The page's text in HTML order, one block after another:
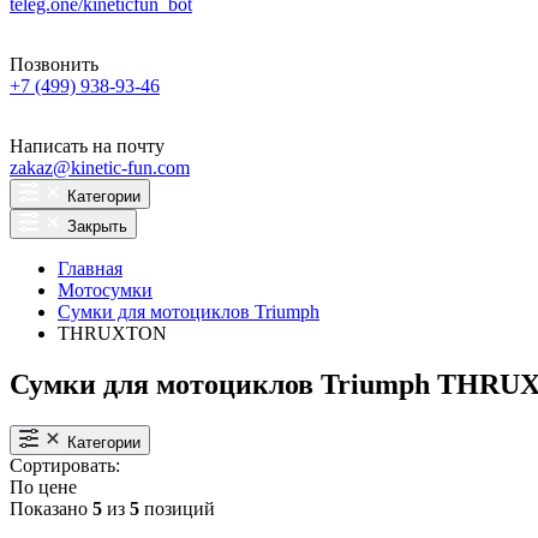
teleg.one/kineticfun_bot
Позвонить
+7 (499) 938-93-46
Написать на почту
zakaz@kinetic-fun.com
Категории
Закрыть
Главная
Мотосумки
Сумки для мотоциклов Triumph
THRUXTON
Сумки для мотоциклов Triumph
Категории
Сортировать:
По цене
Показано 5 из 5 позиций